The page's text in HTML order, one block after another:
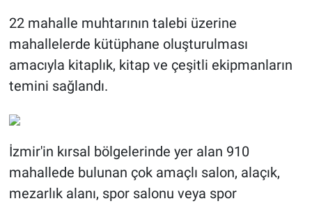
22 mahalle muhtarının talebi üzerine
mahallelerde kütüphane oluşturulması
amacıyla kitaplık, kitap ve çeşitli ekipmanların
temini sağlandı.
İzmir'in kırsal bölgelerinde yer alan 910
mahallede bulunan çok amaçlı salon, alaçık,
mezarlık alanı, spor salonu veya spor